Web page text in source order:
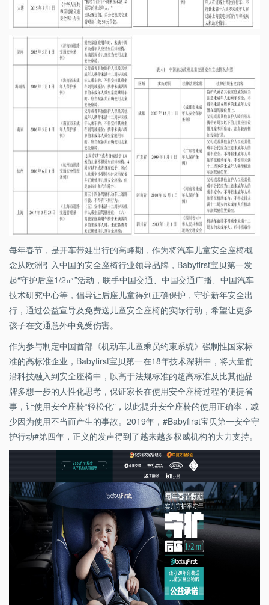
每年春节，是开车带娃出行的高峰期，作为将汽车儿童安全座椅概
念从欧洲引入中国的安全座椅行业领导品牌，Babyfirst宝贝第一发
起“守护后座1/2㎡”活动，联手中国交通、中国交通广播、中国汽车
技术研究中心等，倡导让后座儿童得到正确保护，守护新年安全出
行，通过公益宣导及免费送儿童安全座椅的实际行动，希望让更多
孩子在交通意外中免受伤害。
作为参与制定中国首部《机动车儿童乘员约束系统》强制性国家标
准的高标准企业，Babyfirst宝贝第一在18年技术深耕中，将大量前
沿科技融入到安全座椅中，以高于法规标准的超高标准及比其他品
牌多想一步的人性化思考，保证家长在使用安全座椅过程的便捷省
事，让使用安全座椅“轻松化”，以此提升安全座椅的使用正确率，减
少因为使用不当而产生的事故。2019年，#Babyfirst宝贝第一安全守
护行动#第四年，正义的发声得到了越来越多权威机构的大力支持。